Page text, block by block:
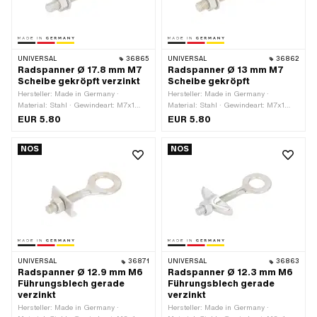
UNIVERSAL 36865
Radspanner Ø 17.8 mm M7
Scheibe gekröpft verzinkt
Hersteller: Made in Germany ·
Material: Stahl · Gewindeart: M7x1
(Standardgewinde) · Ø aussen: 25.8
mm · Kröpfung (Versatz): 2.2 mm ·
EUR 5.80
UNIVERSAL 36862
Radspanner Ø 13 mm M7
Scheibe gekröpft
Hersteller: Made in Germany ·
Material: Stahl · Gewindeart: M7x1
(Standardgewinde) · Ø aussen: 22.9
mm · Kröpfung (Versatz): 2.3 mm ·
EUR 5.80
NOS
UNIVERSAL 36871
Radspanner Ø 12.9 mm M6
Führungsblech gerade
verzinkt
Hersteller: Made in Germany ·
NOS
UNIVERSAL 36863
Radspanner Ø 12.3 mm M6
Führungsblech gerade
verzinkt
Hersteller: Made in Germany ·